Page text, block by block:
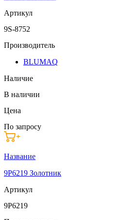
Артикул
9S-8752
Производитель
BLUMAQ
Наличие
В наличии
Цена
По запросу
Название
9P6219 Золотник
Артикул
9P6219